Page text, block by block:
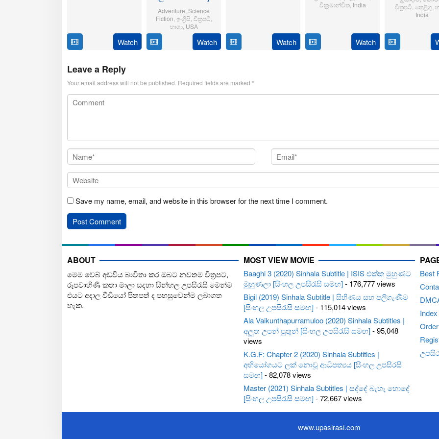
Watch
Adventure Science
Fiction ඉංග්‍රිසි චිත්‍රපටි
භාශා, USA
Jul
Matt
Shakman
Watch Watch
වික්‍රමාන්විත, India
Feb
2025
Thirumeni
Watch
චිත්‍රපටි තෙළිගු
India
2025
Anil
Leave a Reply
Your email address will not be published. Required fields are marked *
Save my name, email, and website in this browser for the next time I comment.
ABOUT
මෙම වෙබ් අඩවිය බාවිතා කර ඔබට නවතම චිත්‍රපට,
රූපවාහිණී කතා මාලා සදහා සින්හල උපසිරැසි මෙන්ම
එයට අදාල වීඩියෝ පිතපත් ද පහසුවෙන්ම ලබාගත
හැක.
MOST VIEW MOVIE
Baaghi 3 (2020) Sinhala Subtitle | ISIS එක්ක මුහුණට
මුහුණලා [සිංහල උපසිරැසි සමඟ]- 176,777 views
Bigil (2019) Sinhala Subtitle | සිහිණය සහ පලිගැණීම
[සිංහල උපසිරැසි සමඟ]- 115,014 views
Ala Vaikunthapurramuloo (2020) Sinhala Subtitles |
අලුත උපන් පුතුන් [සිංහල උපසිරැසි සමඟ]- 95,048
views
K.G.F: Chapter 2 (2020) Sinhala Subtitles |
අභියෝගයට ලක් නොවූ ආධිපත්‍යය [සිංහල උපසිරසි
සමඟ]- 82,078 views
Master (2021) Sinhala Subtitles | සද්දේ බැහැ හොදේ
[සිංහල උපසිරැසි සමඟ]- 72,667 views
Best
www.upasirasi.com